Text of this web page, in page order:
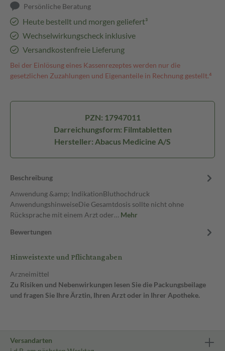
Persönliche Beratung
Heute bestellt und morgen geliefert³
Wechselwirkungscheck inklusive
Versandkostenfreie Lieferung
Bei der Einlösung eines Kassenrezeptes werden nur die
gesetzlichen Zuzahlungen und Eigenanteile in Rechnung gestellt.⁴
PZN: 17947011
Darreichungsform: Filmtabletten
Hersteller: Abacus Medicine A/S
Beschreibung
Anwendung &amp; IndikationBluthochdruck
AnwendungshinweiseDie Gesamtdosis sollte nicht ohne
Rücksprache mit einem Arzt oder… Mehr
Bewertungen
Hinweistexte und Pflichtangaben
Arzneimittel
Zu Risiken und Nebenwirkungen lesen Sie die Packungsbeilage
und fragen Sie Ihre Ärztin, Ihren Arzt oder in Ihrer Apotheke.
Versandarten